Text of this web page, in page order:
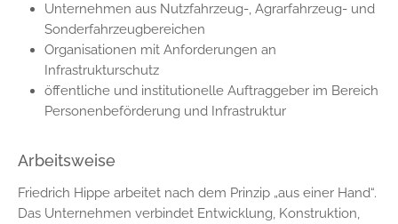
Unternehmen aus Nutzfahrzeug-, Agrarfahrzeug- und
Sonderfahrzeugbereichen
Organisationen mit Anforderungen an
Infrastrukturschutz
öffentliche und institutionelle Auftraggeber im Bereich
Personenbeförderung und Infrastruktur
Arbeitsweise
Friedrich Hippe arbeitet nach dem Prinzip „aus einer Hand“.
Das Unternehmen verbindet Entwicklung, Konstruktion,